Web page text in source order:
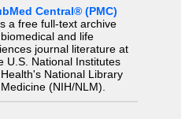
Central® (PMC)
a free full-text archive
and life
journal literature at
U.S. National Institutes
National Library
(NIH/NLM).